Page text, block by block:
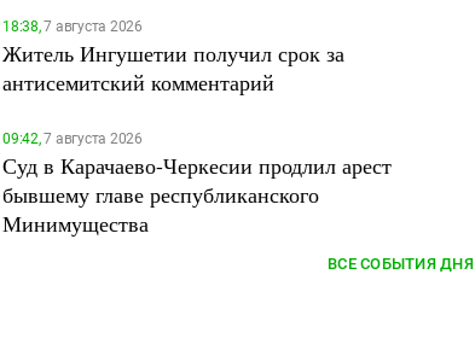
18:38,7 августа 2026
Житель Ингушетии получил срок за
антисемитский комментарий
09:42,7 августа 2026
Суд в Карачаево-Черкесии продлил арест
бывшему главе республиканского
Минимущества
ВСЕ СОБЫТИЯ ДНЯ